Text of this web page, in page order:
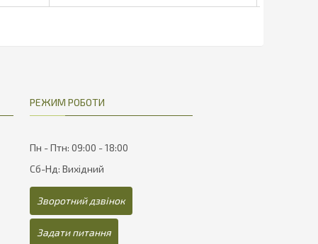
РЕЖИМ РОБОТИ
Пн - Птн: 09:00 - 18:00
Сб-Нд: Вихідний
Зворотний дзвінок
Задати питання